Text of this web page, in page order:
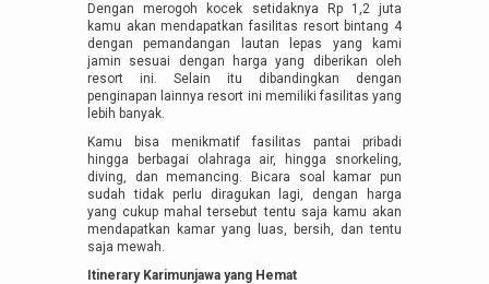
Dengan merogoh kocek setidaknya Rp 1,2 juta
kamu akan mendapatkan fasilitas resort bintang 4
dengan pemandangan lautan lepas yang kami
jamin sesuai dengan harga yang diberikan oleh
resort ini. Selain itu dibandingkan dengan
penginapan lainnya resort ini memiliki fasilitas yang
lebih banyak.
Kamu bisa menikmatif fasilitas pantai pribadi
hingga berbagai olahraga air, hingga snorkeling,
diving, dan memancing. Bicara soal kamar pun
sudah tidak perlu diragukan lagi, dengan harga
yang cukup mahal tersebut tentu saja kamu akan
mendapatkan kamar yang luas, bersih, dan tentu
saja mewah.
Itinerary Karimunjawa yang Hemat